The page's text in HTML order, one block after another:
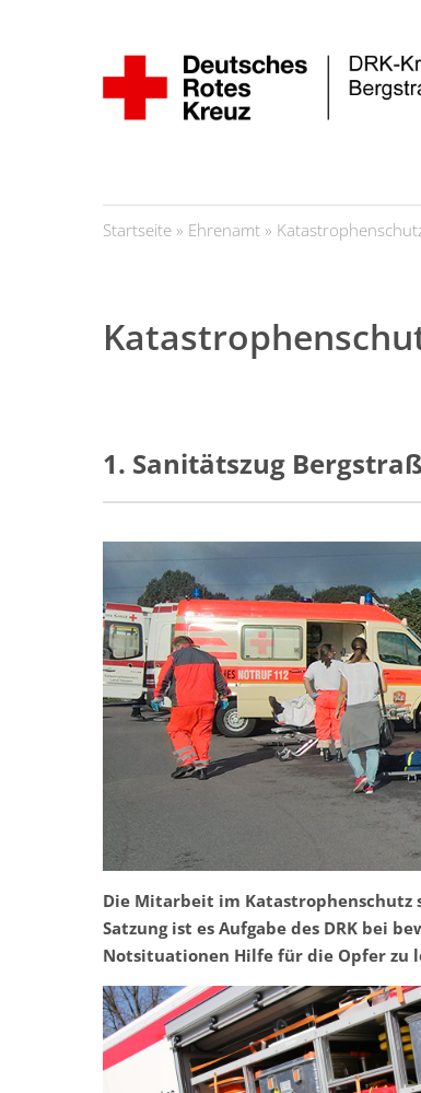
Startseite » Ehrenamt »
1. Sanitätszug
Die Mitarbeit im Katastrophenschutz
Satzung ist es Aufgabe des DRK bei
Notsituationen Hilfe für die Opfer zu